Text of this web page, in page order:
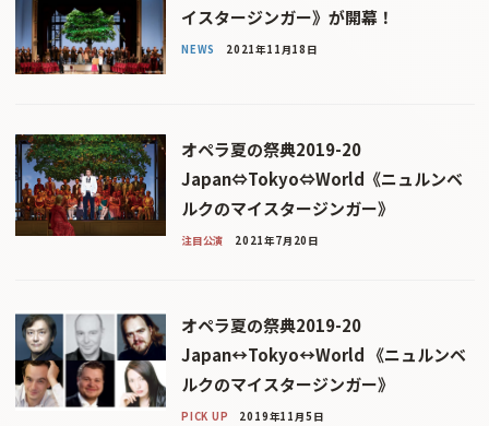
イスタージンガー》が開幕！
NEWS 2021年11月18日
オペラ夏の祭典2019-20
Japan⇔Tokyo⇔World《ニュルンベ
ルクのマイスタージンガー》
注目公演 2021年7月20日
オペラ夏の祭典2019-20
Japan↔Tokyo↔World 《ニュルンベ
ルクのマイスタージンガー》
PICK UP 2019年11月5日